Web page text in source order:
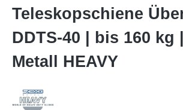
Teleskopschiene
DDTS-40 | bis 160 kg
Metall HEAVY